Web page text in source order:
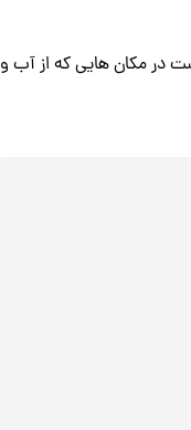
در مکان هایی که از آب و